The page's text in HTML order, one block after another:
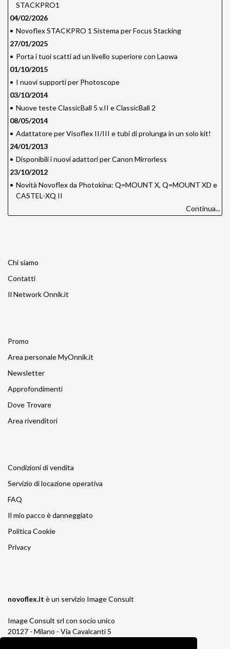
STACKPRO1
04/02/2026
• Novoflex STACKPRO 1 Sistema per Focus Stacking
27/01/2025
• Porta i tuoi scatti ad un livello superiore con Laowa
01/10/2015
• I nuovi supporti per Photoscope
03/10/2014
• Nuove teste ClassicBall 5 v.II e ClassicBall 2
08/05/2014
• Adattatore per Visoflex II/III e tubi di prolunga in un solo kit!
24/01/2013
• Disponibili i nuovi adattori per Canon Mirrorless
23/10/2012
• Novità Novoflex da Photokina: Q=MOUNT X, Q=MOUNT XD e
CASTEL-XQ II
Continua...
Chi siamo
Contatti
Il Network Onnik.it
Promo
Area personale MyOnnik.it
Newsletter
Approfondimenti
Dove Trovare
Area rivenditori
Condizioni di vendita
Servizio di locazione operativa
FAQ
Il mio pacco è danneggiato
Politica Cookie
Privacy
novoflex.it è un servizio Image Consult
Image Consult srl con socio unico
20127 - Milano - Via Cavalcanti 5